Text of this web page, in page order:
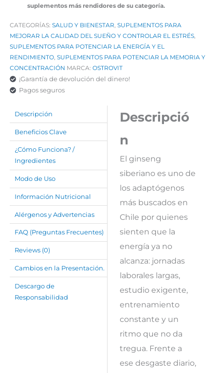
suplementos más rendidores de su categoría.
CATEGORÍAS: SALUD Y BIENESTAR, SUPLEMENTOS PARA
MEJORAR LA CALIDAD DEL SUEÑO Y CONTROLAR EL ESTRÉS,
SUPLEMENTOS PARA POTENCIAR LA ENERGÍA Y EL
RENDIMIENTO, SUPLEMENTOS PARA POTENCIAR LA MEMORIA Y
CONCENTRACIÓN MARCA: OSTROVIT
¡Garantía de devolución del dinero!
Pagos seguros
Descripción
Beneficios Clave
¿Cómo Funciona? /
Ingredientes
Modo de Uso
Información Nutricional
Alérgenos y Advertencias
FAQ (Preguntas Frecuentes)
Reviews (0)
Cambios en la Presentación.
Descargo de
Responsabilidad
Descripció
n
El ginseng
siberiano es uno de
los adaptógenos
más buscados en
Chile por quienes
sienten que la
energía ya no
alcanza: jornadas
laborales largas,
estudio exigente,
entrenamiento
constante y un
ritmo que no da
tregua. Frente a
ese desgaste diario,